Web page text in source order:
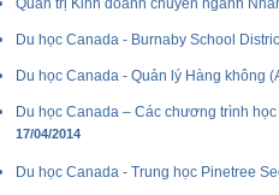
Quản trị Kinh doanh chuyên ngành
Du học Canada - Burnaby School
Du học Canada - Quản lý Hàng không
Du học Canada – Các chương trình
17/04/2014
Du học Canada - Trung học Pinetree